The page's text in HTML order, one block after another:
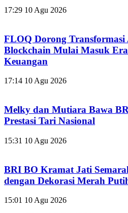
17:29 10 Agu 2026
FLOQ Dorong Transformasi
Blockchain Mulai Masuk
Keuangan
17:14 10 Agu 2026
Melky dan Mutiara Bawa
Prestasi Tari Nasional
15:31 10 Agu 2026
BRI BO Kramat Jati
dengan Dekorasi Merah
15:01 10 Agu 2026